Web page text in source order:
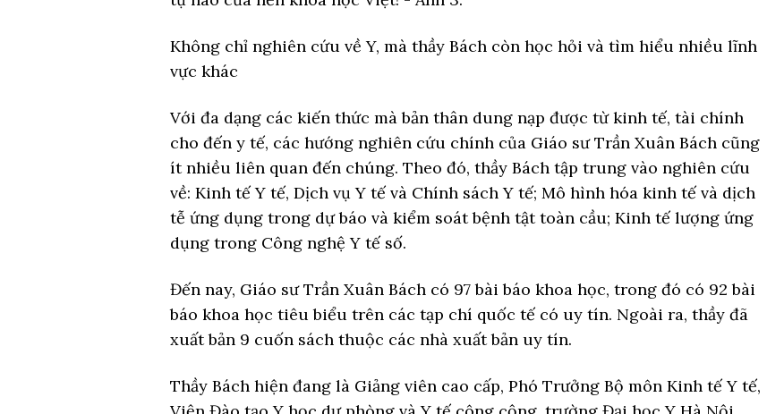
Không chỉ nghiên cứu về Y, mà thầy Bách còn học hỏi và tìm hiểu nhiều lĩnh
vực khác
Với đa dạng các kiến thức mà bản thân dung nạp được từ kinh tế, tài chính
cho đến y tế, các hướng nghiên cứu chính của Giáo sư Trần Xuân Bách cũng
ít nhiều liên quan đến chúng. Theo đó, thầy Bách tập trung vào nghiên cứu
về: Kinh tế Y tế, Dịch vụ Y tế và Chính sách Y tế; Mô hình hóa kinh tế và dịch
tễ ứng dụng trong dự báo và kiểm soát bệnh tật toàn cầu; Kinh tế lượng ứng
dụng trong Công nghệ Y tế số.
Đến nay, Giáo sư Trần Xuân Bách có 97 bài báo khoa học, trong đó có 92 bài
báo khoa học tiêu biểu trên các tạp chí quốc tế có uy tín. Ngoài ra, thầy đã
xuất bản 9 cuốn sách thuộc các nhà xuất bản uy tín.
Thầy Bách hiện đang là Giảng viên cao cấp, Phó Trưởng Bộ môn Kinh tế Y tế,